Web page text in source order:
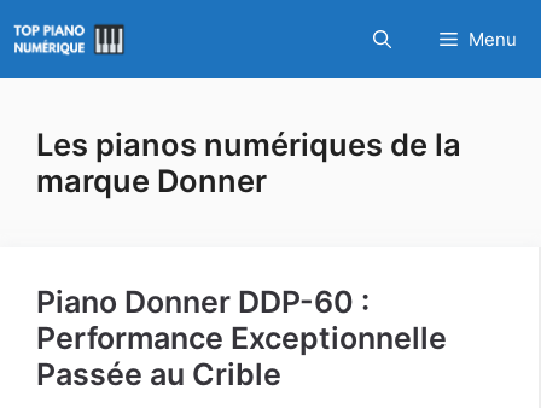
au
contenu
Menu
Les pianos numériques de la
marque Donner
Piano Donner DDP-60 :
Performance Exceptionnelle
Passée au Crible